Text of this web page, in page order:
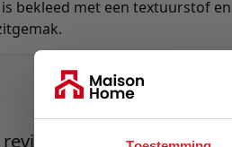
bekleed met een textuurstof